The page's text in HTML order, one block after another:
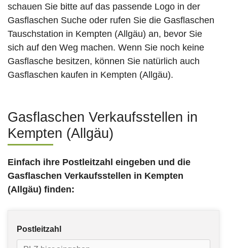
schauen Sie bitte auf das passende Logo in der
Gasflaschen Suche oder rufen Sie die Gasflaschen
Tauschstation in Kempten (Allgäu) an, bevor Sie
sich auf den Weg machen. Wenn Sie noch keine
Gasflasche besitzen, können Sie natürlich auch
Gasflaschen kaufen in Kempten (Allgäu).
Gasflaschen Verkaufsstellen in
Kempten (Allgäu)
Einfach ihre Postleitzahl eingeben und die
Gasflaschen Verkaufsstellen in Kempten
(Allgäu) finden:
Postleitzahl